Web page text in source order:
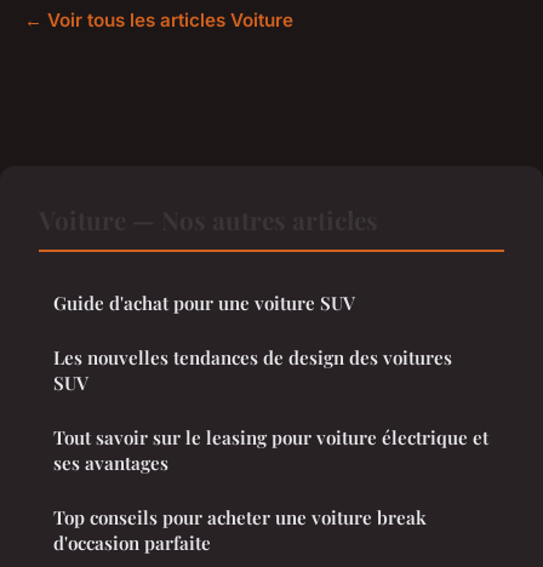
← Voir tous les articles Voiture
Guide d'achat pour une voiture SUV
Les nouvelles tendances de design des voitures
SUV
Tout savoir sur le leasing pour voiture électrique et
ses avantages
Top conseils pour acheter une voiture break
d'occasion parfaite